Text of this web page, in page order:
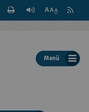
Suche
der
Seite
Feed
Menü